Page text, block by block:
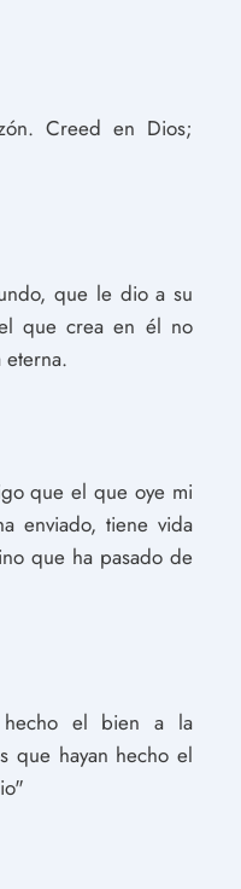
Creed en Dios;
que le dio a su
que crea en él no
que el que oye mi
enviado, tiene vida
que ha pasado de
el bien a la
que hayan hecho el